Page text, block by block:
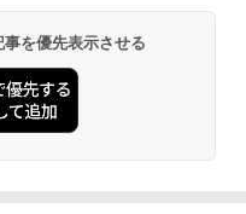
-PS5 【特典】
ード 封入
ワイヤレス コントロー
ホワイト)
ワイヤレス コントロー
の刃」無限城編 第一章 猗
版 [DVD]
を優先表示させる